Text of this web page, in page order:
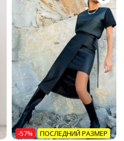
-57% ПОСЛЕДНИЙ РАЗМЕР